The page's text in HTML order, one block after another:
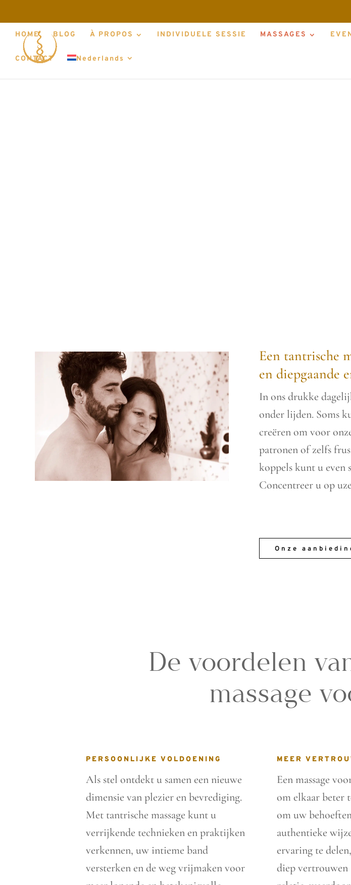
HOME BLOG À PROPOS INDIVIDUELE SESSIE MASSAGES
CONTACT Nederlands
Een tantrische
en diepgaande
In ons drukke
onder lijden. Soms
creëren om voor
patronen of zelfs
koppels kunt u even
Concentreer u op
Onze
De voordelen
massage
PERSOONLIJKE VOLDOENING
Als stel ontdekt u samen een nieuwe
dimensie van plezier en bevrediging.
Met tantrische massage kunt u
verrijkende technieken en praktijken
verkennen, uw intieme band
versterken en de weg vrijmaken voor
MEER
Een massage
om elkaar beter
om uw
authentieke
ervaring te
diep